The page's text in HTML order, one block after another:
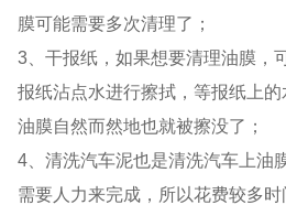
膜可能需要多次清理了；
3、干报纸，如果想要清理油膜，
报纸沾点水进行擦拭，等报纸上
油膜自然而然地也就被擦没了；
4、清洗汽车泥也是清洗汽车上油
需要人力来完成，所以花费较多时